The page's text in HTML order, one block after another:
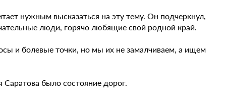
нужным высказаться на эту тему. Он подчеркнул,
люди, горячо любящие свой родной край.
и болевые точки, но мы их не замалчиваем, а ищем
было состояние дорог.